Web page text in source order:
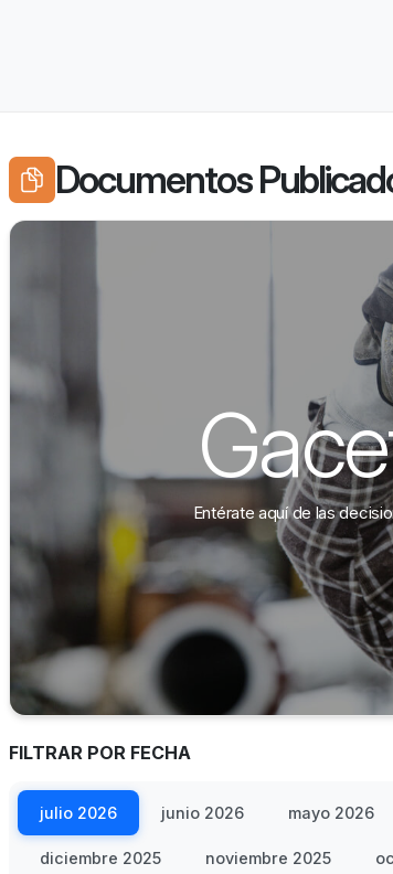
Documentos
Entérate aquí de las
FILTRAR POR FECHA
julio 2026 junio 2026 mayo 2026
diciembre 2025 noviembre 2025